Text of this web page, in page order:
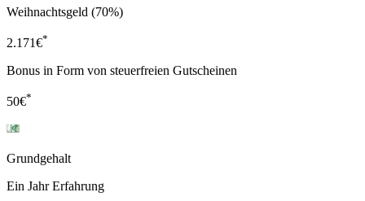
Weihnachtsgeld (70%)
2.171€*
Bonus in Form von steuerfreien Gutscheinen
50€*
Grundgehalt
Ein Jahr Erfahrung